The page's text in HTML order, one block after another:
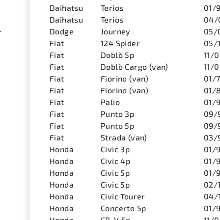
pár
Daihatsu
Terios
01/
Daihatsu
Terios
04/
Dodge
Journey
05/
Fiat
124 Spider
05/
Fiat
Doblò 5p
11/
Fiat
Doblò Cargo (van)
11/
Fiat
Fiorino (van)
01/
Fiat
Fiorino (van)
01/
Fiat
Palio
01/
Fiat
Punto 3p
09/
Fiat
Punto 5p
09/
Fiat
Strada (van)
03/
Honda
Civic 3p
01/
Honda
Civic 4p
01/
Honda
Civic 5p
01/
Honda
Civic 5p
02/
Honda
Civic Tourer
04/
Honda
Concerto 5p
01/